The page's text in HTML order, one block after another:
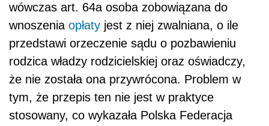
wówczas art. 64a osoba zobowiązana do
wnoszenia opłaty jest z niej zwalniana, o ile
przedstawi orzeczenie sądu o pozbawieniu
rodzica władzy rodzicielskiej oraz oświadczy,
że nie została ona przywrócona. Problem w
tym, że przepis ten nie jest w praktyce
stosowany, co wykazała Polska Federacja